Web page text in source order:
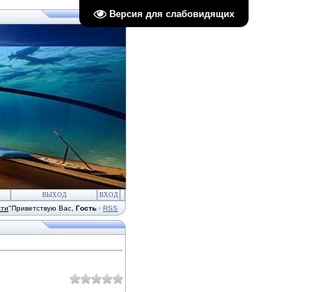
Версия для слабовидящих
ВЫХОД ВХОД
"Приветствую Вас Гость · RSS